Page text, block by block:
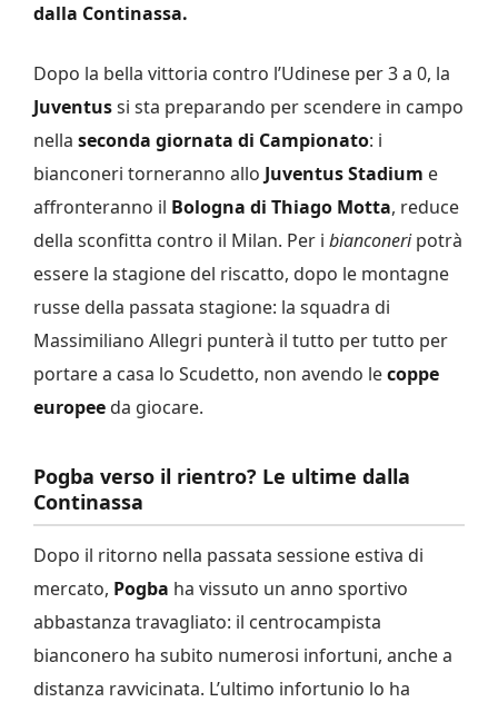
dalla Continassa.
Dopo la bella vittoria contro l’Udinese per 3 a 0, la
Juventussi sta preparando per scendere in campo
nella seconda giornata di Campionato: i
bianconeri torneranno allo Juventus Stadium e
affronteranno il Bologna di Thiago Motta, reduce
della sconfitta contro il Milan. Per i bianconeripotrà
essere la stagione del riscatto, dopo le montagne
russe della passata stagione: la squadra di
Massimiliano Allegri punterà il tutto per tutto per
portare a casa lo Scudetto, non avendo lecoppe
europee da giocare.
Pogba verso il rientro? Le ultime dalla
Continassa
Dopo il ritorno nella passata sessione estiva di
mercato, Pogba ha vissuto un anno sportivo
abbastanza travagliato: il centrocampista
bianconero ha subito numerosi infortuni, anche a
distanza ravvicinata. L’ultimo infortunio lo ha